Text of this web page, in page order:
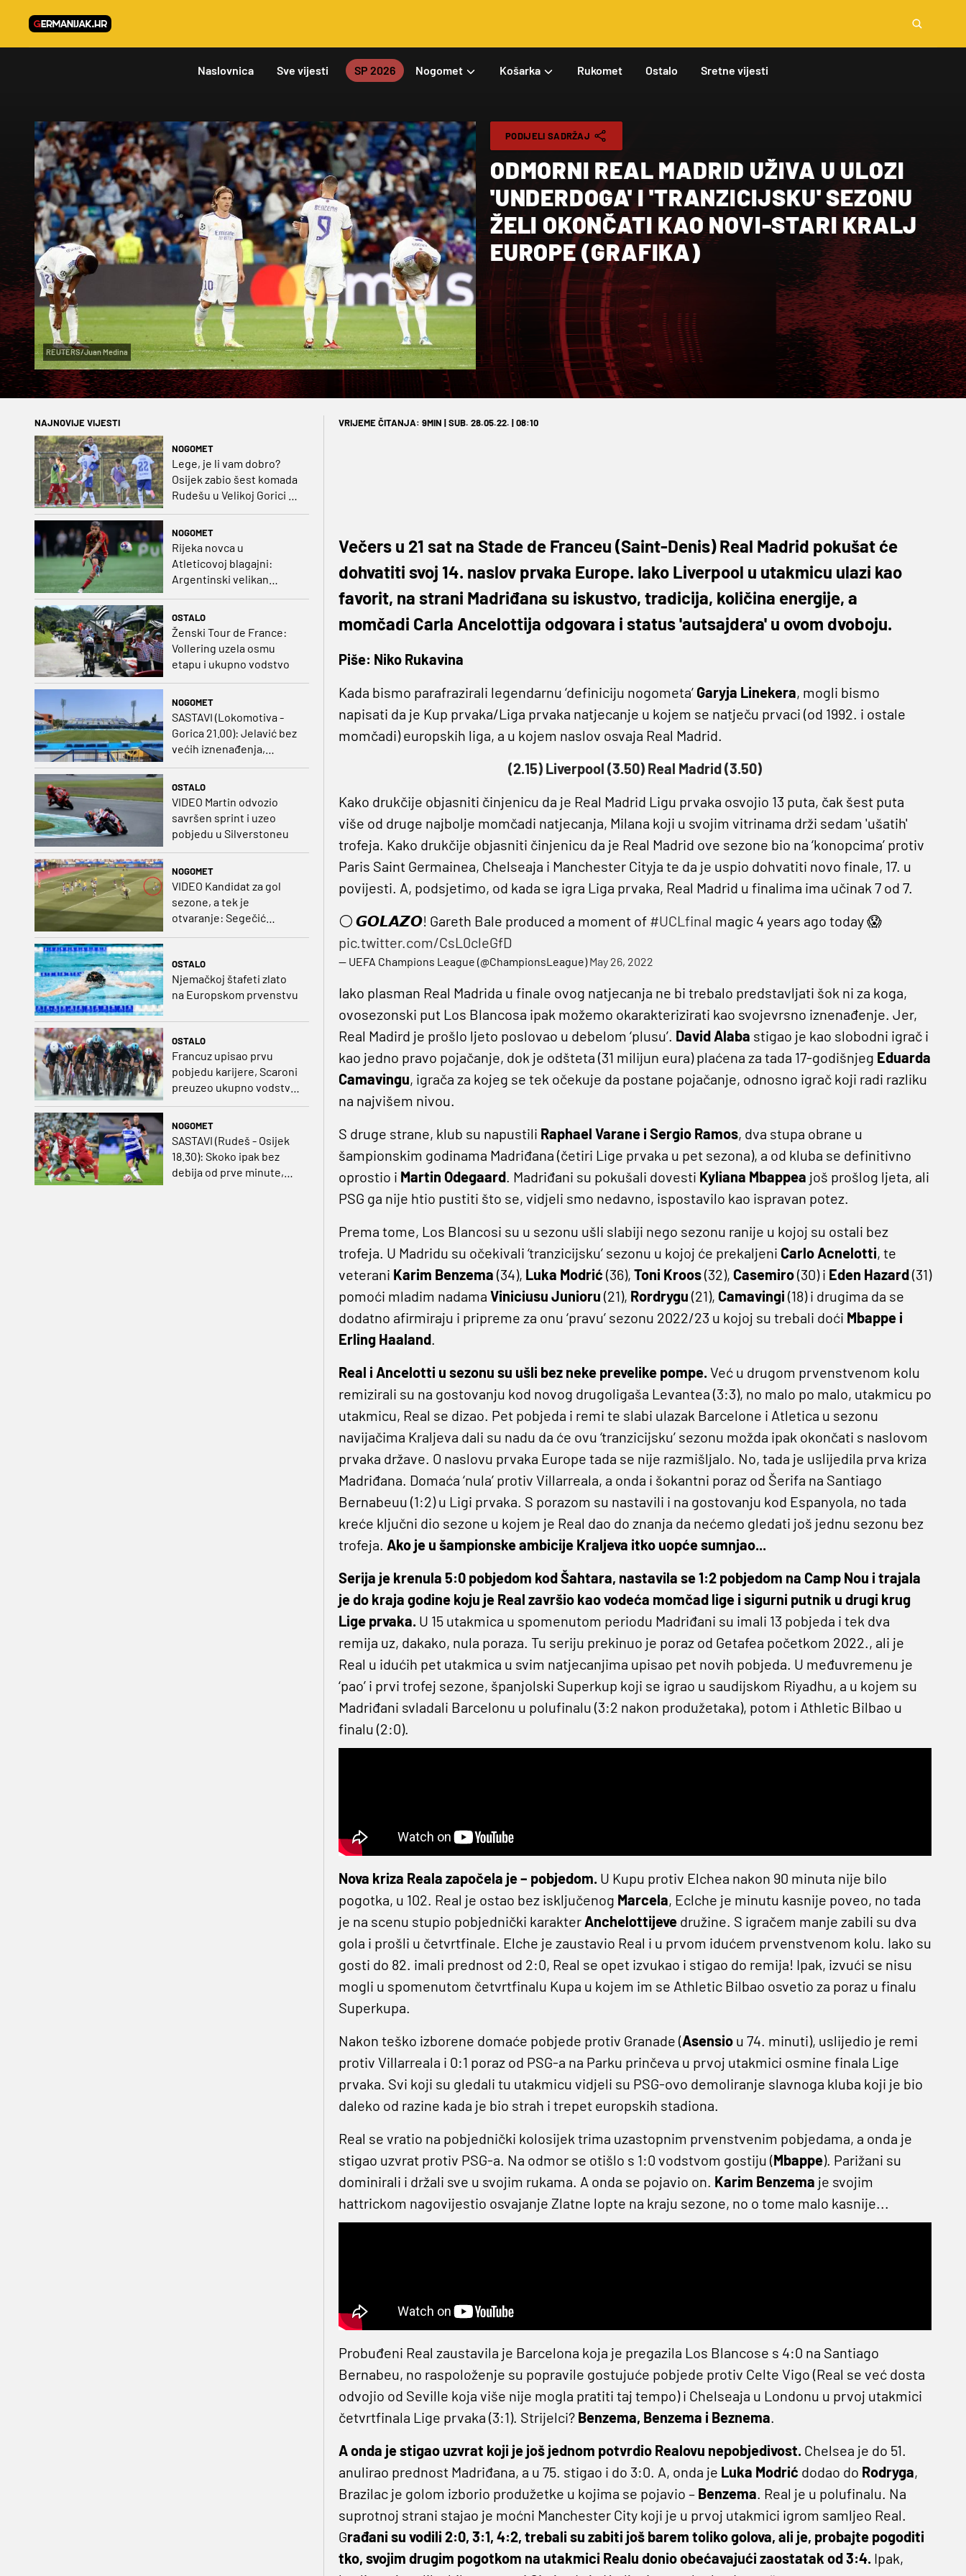
Naslovnica Sve vijesti SP 2026 Nogomet Košarka Rukomet Ostalo Sretne vijesti
REUTERS/Juan Medina
PODIJELI SADRŽAJ
ODMORNI REAL MADRID UŽIVA U ULOZI
'UNDERDOGA' I 'TRANZICIJSKU' SEZONU
ŽELI OKONČATI KAO NOVI-STARI KRALJ
EUROPE (GRAFIKA)
NAJNOVIJE VIJESTI
NOGOMET
Lege, je li vam dobro?
Osijek zabio šest komada
Rudešu u Velikoj Gorici i
NOGOMET
Rijeka novca u
Atleticovoj blagajni:
Argentinski velikan
OSTALO
Ženski Tour de France:
Vollering uzela osmu
etapu i ukupno vodstvo
NOGOMET
SASTAVI (Lokomotiva -
Gorica 21.00): Jelavić bez
većih iznenađenja,
Carević u vatru gurnuo
OSTALO
VIDEO Martin odvozio
savršen sprint i uzeo
pobjedu u Silverstoneu
NOGOMET
VIDEO Kandidat za gol
sezone, a tek je
otvaranje: Segečić
OSTALO
Njemačkoj štafeti zlato
na Europskom prvenstvu
OSTALO
Francuz upisao prvu
pobjedu karijere, Scaroni
preuzeo ukupno vodstvo
NOGOMET
SASTAVI (Rudeš - Osijek
18.30): Skoko ipak bez
debija od prve minute,
VRIJEME ČITANJA: 9MIN | SUB. 28.05.22. | 08:10
Večers u 21 sat na Stade de Franceu (Saint-Denis) Real Madrid pokušat će
dohvatiti svoj 14. naslov prvaka Europe. Iako Liverpool u utakmicu ulazi kao
favorit, na strani Madriđana su iskustvo, tradicija, količina energije, a
momčadi Carla Ancelottija odgovara i status 'autsajdera' u ovom dvoboju.
Piše: Niko Rukavina
Kada bismo parafrazirali legendarnu ‘definiciju nogometa’Garyja Linekera, mogli bismo
napisati da je Kup prvaka/Liga prvaka natjecanje u kojem se natječu prvaci (od 1992. i ostale
momčadi) europskih liga, a u kojem naslov osvaja Real Madrid.
(2.15) Liverpool (3.50) Real Madrid (3.50)
Kako drukčije objasniti činjenicu da je Real Madrid Ligu prvaka osvojio 13 puta, čak šest puta
više od druge najbolje momčadi natjecanja, Milana koji u svojim vitrinama drži sedam 'ušatih'
trofeja. Kako drukčije objasniti činjenicu da je Real Madrid ove sezone bio na ‘konopcima’ protiv
Paris Saint Germainea, Chelseaja i Manchester Cityja te da je uspio dohvatiti novo finale, 17. u
povijesti. A, podsjetimo, od kada se igra Liga prvaka, Real Madrid u finalima ima učinak 7 od 7.
⚪️ 𝙂𝙊𝙇𝘼𝙕𝙊! Gareth Bale produced a moment of #UCLfinal magic 4 years ago today 😱
pic.twitter.com/CsL0cleGfD
— UEFA Champions League (@ChampionsLeague)May 26, 2022
Iako plasman Real Madrida u finale ovog natjecanja ne bi trebalo predstavljati šok ni za koga,
ovosezonski put Los Blancosa ipak možemo okarakterizirati kao svojevrsno iznenađenje. Jer,
Real Madird je prošlo ljeto poslovao u debelom ‘plusu’. David Alaba stigao je kao slobodni igrač i
kao jedno pravo pojačanje, dok je odšteta (31 milijun eura) plaćena za tada 17-godišnjeg Eduarda
Camavingu, igrača za kojeg se tek očekuje da postane pojačanje, odnosno igrač koji radi razliku
na najvišem nivou.
S druge strane, klub su napustili Raphael Varane i Sergio Ramos, dva stupa obrane u
šampionskim godinama Madriđana (četiri Lige prvaka u pet sezona), a od kluba se definitivno
oprostio i Martin Odegaard. Madriđani su pokušali dovesti Kyliana Mbappea još prošlog ljeta, ali
PSG ga nije htio pustiti što se, vidjeli smo nedavno, ispostavilo kao ispravan potez.
Prema tome, Los Blancosi su u sezonu ušli slabiji nego sezonu ranije u kojoj su ostali bez
trofeja. U Madridu su očekivali ‘tranzicijsku’ sezonu u kojoj će prekaljeni Carlo Acnelotti, te
veterani Karim Benzema (34), Luka Modrić (36), Toni Kroos(32), Casemiro(30) i Eden Hazard(31)
pomoći mladim nadama Viniciusu Junioru (21), Rordrygu (21), Camavingi (18) i drugima da se
dodatno afirmiraju i pripreme za onu ‘pravu’ sezonu 2022/23 u kojoj su trebali doći Mbappe i
Erling Haaland.
Real i Ancelotti u sezonu su ušli bez neke prevelike pompe.Već u drugom prvenstvenom kolu
remizirali su na gostovanju kod novog drugoligaša Levantea (3:3), no malo po malo, utakmicu po
utakmicu, Real se dizao. Pet pobjeda i remi te slabi ulazak Barcelone i Atletica u sezonu
navijačima Kraljeva dali su nadu da će ovu ‘tranzicijsku’ sezonu možda ipak okončati s naslovom
prvaka države. O naslovu prvaka Europe tada se nije razmišljalo. No, tada je uslijedila prva kriza
Madriđana. Domaća ‘nula’ protiv Villarreala, a onda i šokantni poraz od Šerifa na Santiago
Bernabeuu (1:2) u Ligi prvaka. S porazom su nastavili i na gostovanju kod Espanyola, no tada
kreće ključni dio sezone u kojem je Real dao do znanja da nećemo gledati još jednu sezonu bez
trofeja. Ako je u šampionske ambicije Kraljeva itko uopće sumnjao...
Serija je krenula 5:0 pobjedom kod Šahtara, nastavila se 1:2 pobjedom na Camp Nou i trajala
je do kraja godine koju je Real završio kao vodeća momčad lige i sigurni putnik u drugi krug
Lige prvaka.U 15 utakmica u spomenutom periodu Madriđani su imali 13 pobjeda i tek dva
remija uz, dakako, nula poraza. Tu seriju prekinuo je poraz od Getafea početkom 2022., ali je
Real u idućih pet utakmica u svim natjecanjima upisao pet novih pobjeda. U međuvremenu je
‘pao’ i prvi trofej sezone, španjolski Superkup koji se igrao u saudijskom Riyadhu, a u kojem su
Madriđani svladali Barcelonu u polufinalu (3:2 nakon produžetaka), potom i Athletic Bilbao u
finalu (2:0).
Nova kriza Reala započela je – pobjedom.U Kupu protiv Elchea nakon 90 minuta nije bilo
pogotka, u 102. Real je ostao bez isključenog Marcela, Eclche je minutu kasnije poveo, no tada
je na scenu stupio pobjednički karakter Anchelottijevedružine. S igračem manje zabili su dva
gola i prošli u četvrtfinale. Elche je zaustavio Real i u prvom idućem prvenstvenom kolu. Iako su
gosti do 82. imali prednost od 2:0, Real se opet izvukao i stigao do remija! Ipak, izvući se nisu
mogli u spomenutom četvrtfinalu Kupa u kojem im se Athletic Bilbao osvetio za poraz u finalu
Superkupa.
Nakon teško izborene domaće pobjede protiv Granade (Asensiou 74. minuti), uslijedio je remi
protiv Villarreala i 0:1 poraz od PSG-a na Parku prinčeva u prvoj utakmici osmine finala Lige
prvaka. Svi koji su gledali tu utakmicu vidjeli su PSG-ovo demoliranje slavnoga kluba koji je bio
daleko od razine kada je bio strah i trepet europskih stadiona.
Real se vratio na pobjednički kolosijek trima uzastopnim prvenstvenim pobjedama, a onda je
stigao uzvrat protiv PSG-a. Na odmor se otišlo s 1:0 vodstvom gostiju (Mbappe). Parižani su
dominirali i držali sve u svojim rukama. A onda se pojavio on. Karim Benzema je svojim
hattrickom nagovijestio osvajanje Zlatne lopte na kraju sezone, no o tome malo kasnije...
Probuđeni Real zaustavila je Barcelona koja je pregazila Los Blancose s 4:0 na Santiago
Bernabeu, no raspoloženje su popravile gostujuće pobjede protiv Celte Vigo (Real se već dosta
odvojio od Seville koja više nije mogla pratiti taj tempo) i Chelseaja u Londonu u prvoj utakmici
četvrtfinala Lige prvaka (3:1). Strijelci? Benzema, Benzema i Beznema.
A onda je stigao uzvrat koji je još jednom potvrdio Realovu nepobjedivost.Chelsea je do 51.
anulirao prednost Madriđana, a u 75. stigao i do 3:0. A, onda je Luka Modrić dodao do Rodryga,
Brazilac je golom izborio produžetke u kojima se pojavio – Benzema. Real je u polufinalu. Na
suprotnoj strani stajao je moćni Manchester City koji je u prvoj utakmici igrom samljeo Real.
Građani su vodili 2:0, 3:1, 4:2, trebali su zabiti još barem toliko golova, ali je, probajte pogoditi
tko, svojim drugim pogotkom na utakmici Realu donio obećavajući zaostatak od 3:4. Ipak,